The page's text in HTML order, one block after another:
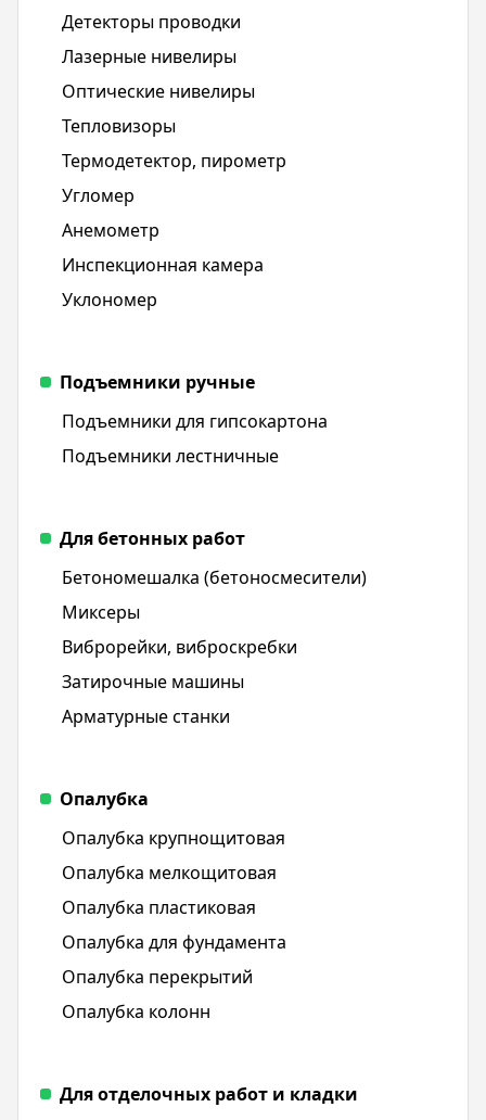
Детекторы проводки
Лазерные нивелиры
Оптические нивелиры
Тепловизоры
Термодетектор, пирометр
Угломер
Анемометр
Инспекционная камера
Уклономер
Подъемники ручные
Подъемники для гипсокартона
Подъемники лестничные
Для бетонных работ
Бетономешалка (бетоносмесители)
Миксеры
Виброрейки, виброскребки
Затирочные машины
Арматурные станки
Опалубка
Опалубка крупнощитовая
Опалубка мелкощитовая
Опалубка пластиковая
Опалубка для фундамента
Опалубка перекрытий
Опалубка колонн
Для отделочных работ и кладки